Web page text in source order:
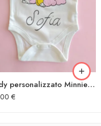
Body personalizzato Minnie a gattoni
€